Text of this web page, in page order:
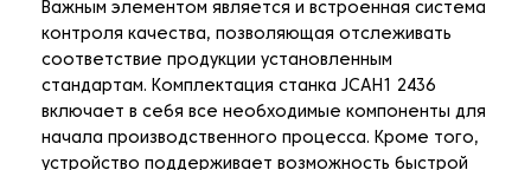
Важным элементом является и встроенная система
контроля качества, позволяющая отслеживать
соответствие продукции установленным
стандартам. Комплектация станка JCAH1 2436
включает в себя все необходимые компоненты для
начала производственного процесса. Кроме того,
устройство поддерживает возможность быстрой